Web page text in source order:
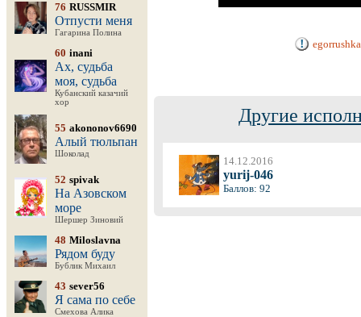
76 RUSSMIR
Отпусти меня
Гагарина Полина
60 inani
Ах, судьба
моя, судьба
Кубанский казачий
хор
55 akononov6690
Алый тюльпан
Шоколад
52 spivak
На Азовском
море
Шершер Зиновий
48 Miloslavna
Рядом буду
Бублик Михаил
43 sever56
Я сама по себе
Смехова Алика
Другие
14.12.2016
yurij-046
Баллов: 92